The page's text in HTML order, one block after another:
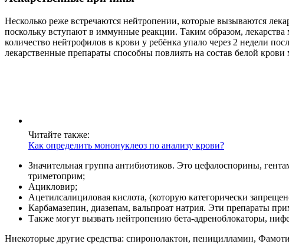
Несколько реже встречаются нейтропении, которые вызываются
поскольку вступают в иммунные реакции. Таким образом,
количество нейтрофилов в крови у ребёнка упало через 2 недели
лекарственные препараты способны повлиять на состав белой
Читайте также:
Как определить мононуклеоз по анализу крови?
Значительная группа антибиотиков. Это цефалоспорины,
триметоприм;
Ацикловир;
Ацетилсалициловая кислота, (которую категорически
Карбамазепин, диазепам, вальпроат натрия. Эти препараты
Также могут вызвать нейтропению бета-адреноблокаторы,
Ннекоторые другие средства: спиронолактон, пеницилламин,